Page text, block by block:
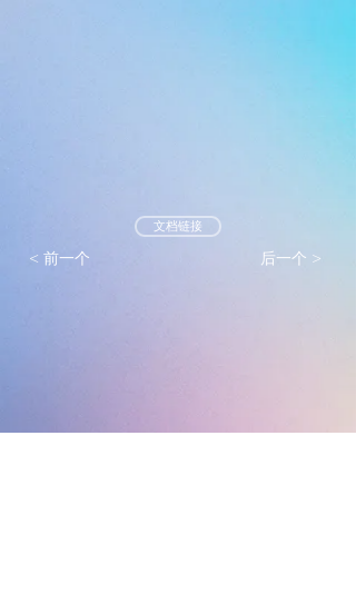
文档链接
< 前一个 后一个 >